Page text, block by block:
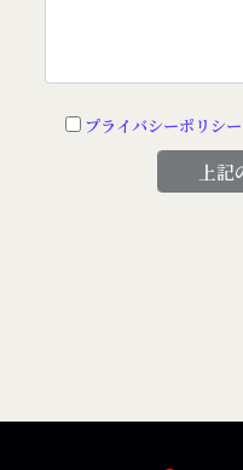
プライバシーポリシー